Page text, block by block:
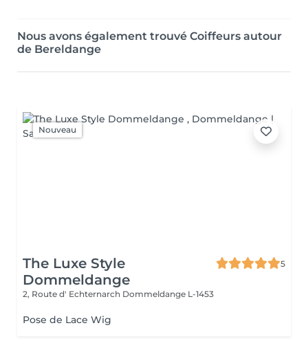
Nous avons également trouvé Coiffeurs autour
de Bereldange
Nouveau
The Luxe Style
Dommeldange
5
2, Route d' Echternarch Dommeldange L-1453
Pose de Lace Wig